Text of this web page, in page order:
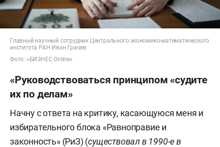
Главный научный сотрудник Центрального экономико-математического
института РАН Иван Грачев
Фото: «БИЗНЕС Online»
«Руководствоваться принципом «судите
их по делам»
Начну с ответа на критику, касающуюся меня и
избирательного блока «Равноправие и
законность» (РиЗ) (существовал в 1990-е в